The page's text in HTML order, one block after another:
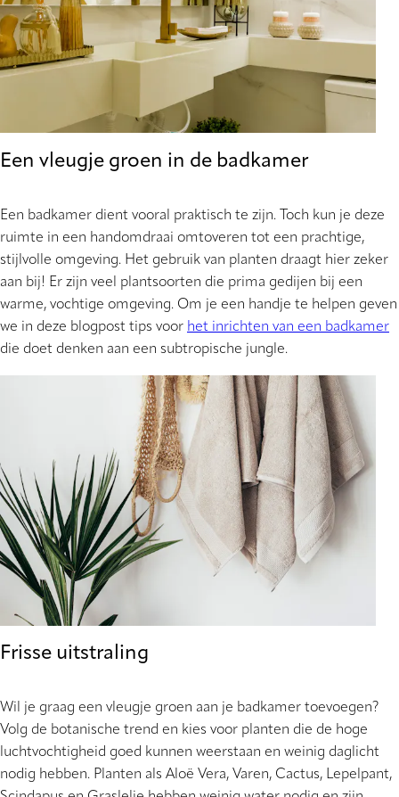
Een vleugje groen in de badkamer
Een badkamer dient vooral praktisch te zijn. Toch kun je deze
ruimte in een handomdraai omtoveren tot een prachtige,
stijlvolle omgeving. Het gebruik van planten draagt hier zeker
aan bij! Er zijn veel plantsoorten die prima gedijen bij een
warme, vochtige omgeving. Om je een handje te helpen geven
we in deze blogpost tips voor het inrichten van een badkamer
die doet denken aan een subtropische jungle.
Frisse uitstraling
Wil je graag een vleugje groen aan je badkamer toevoegen?
Volg de botanische trend en kies voor planten die de hoge
luchtvochtigheid goed kunnen weerstaan en weinig daglicht
nodig hebben. Planten als Aloë Vera, Varen, Cactus, Lepelpant,